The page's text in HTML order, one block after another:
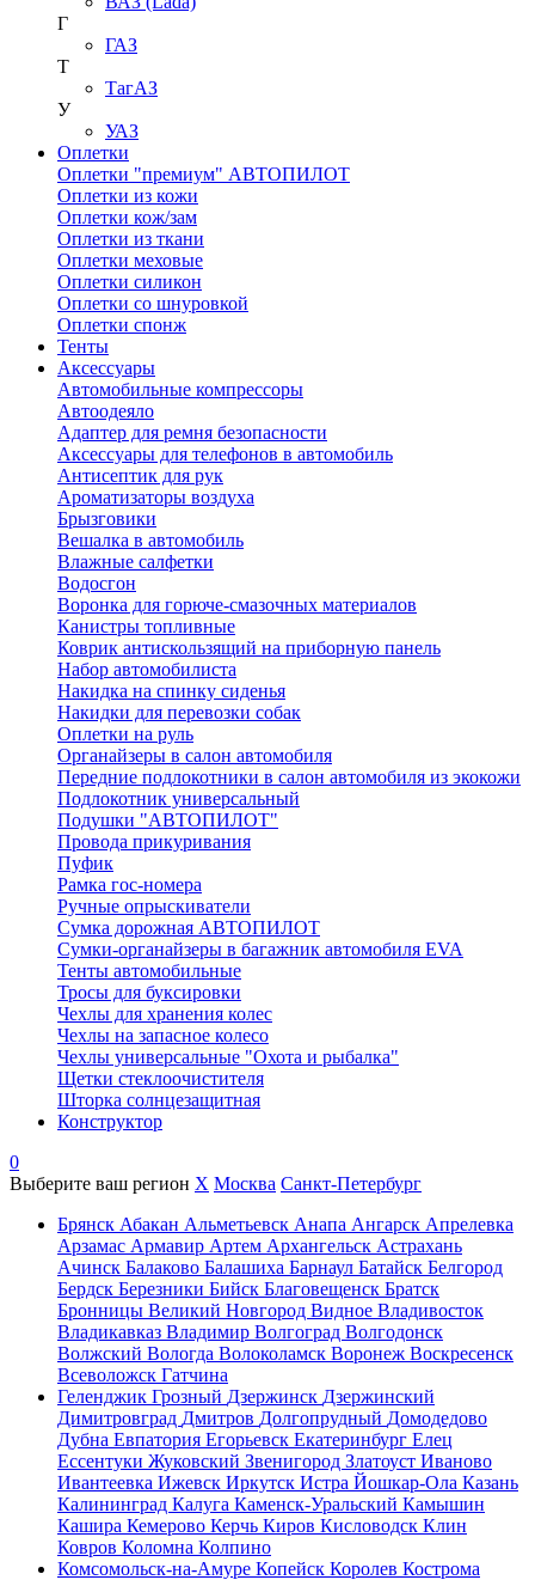
Г
ГАЗ
Т
ТагАЗ
У
УАЗ
Оплетки
Оплетки "премиум" АВТОПИЛОТ
Оплетки из кожи
Оплетки кож/зам
Оплетки из ткани
Оплетки меховые
Оплетки силикон
Оплетки со шнуровкой
Оплетки спонж
Тенты
Аксессуары
Автомобильные компрессоры
Автоодеяло
Адаптер для ремня безопасности
Аксессуары для телефонов в автомобиль
Антисептик для рук
Ароматизаторы воздуха
Брызговики
Вешалка в автомобиль
Влажные салфетки
Водосгон
Воронка для горюче-смазочных материалов
Канистры топливные
Коврик антискользящий на приборную панель
Набор автомобилиста
Накидка на спинку сиденья
Накидки для перевозки собак
Оплетки на руль
Органайзеры в салон автомобиля
Передние подлокотники в салон автомобиля из экокожи
Подлокотник универсальный
Подушки "АВТОПИЛОТ"
Провода прикуривания
Пуфик
Рамка гос-номера
Ручные опрыскиватели
Сумка дорожная АВТОПИЛОТ
Сумки-органайзеры в багажник автомобиля EVA
Тенты автомобильные
Тросы для буксировки
Чехлы для хранения колес
Чехлы на запасное колесо
Чехлы универсальные "Охота и рыбалка"
Щетки стеклоочистителя
Шторка солнцезащитная
Конструктор
0
Выберите ваш регион X Москва Санкт-Петербург
Брянск Абакан Альметьевск Анапа Ангарск Апрелевка
Арзамас Армавир Артем Архангельск Астрахань
Ачинск Балаково Балашиха Барнаул Батайск Белгород
Бердск Березники Бийск Благовещенск Братск
Бронницы Великий Новгород Видное Владивосток
Владикавказ Владимир Волгоград Волгодонск
Волжский Вологда Волоколамск Воронеж Воскресенск
Всеволожск Гатчина
Геленджик Грозный Дзержинск Дзержинский
Димитровград Дмитров Долгопрудный Домодедово
Дубна Евпатория Егорьевск Екатеринбург Елец
Ессентуки Жуковский Звенигород Златоуст Иваново
Ивантеевка Ижевск Иркутск Истра Йошкар-Ола Казань
Калининград Калуга Каменск-Уральский Камышин
Кашира Кемерово Керчь Киров Кисловодск Клин
Ковров Коломна Колпино
Комсомольск-на-Амуре Копейск Королев Кострома